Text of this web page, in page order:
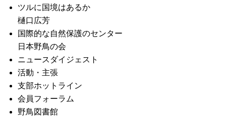
ツルに国境はあるか
樋口広芳
国際的な自然保護のセンター
日本野鳥の会
ニュースダイジェスト
活動・主張
支部ホットライン
会員フォーラム
野鳥図書館